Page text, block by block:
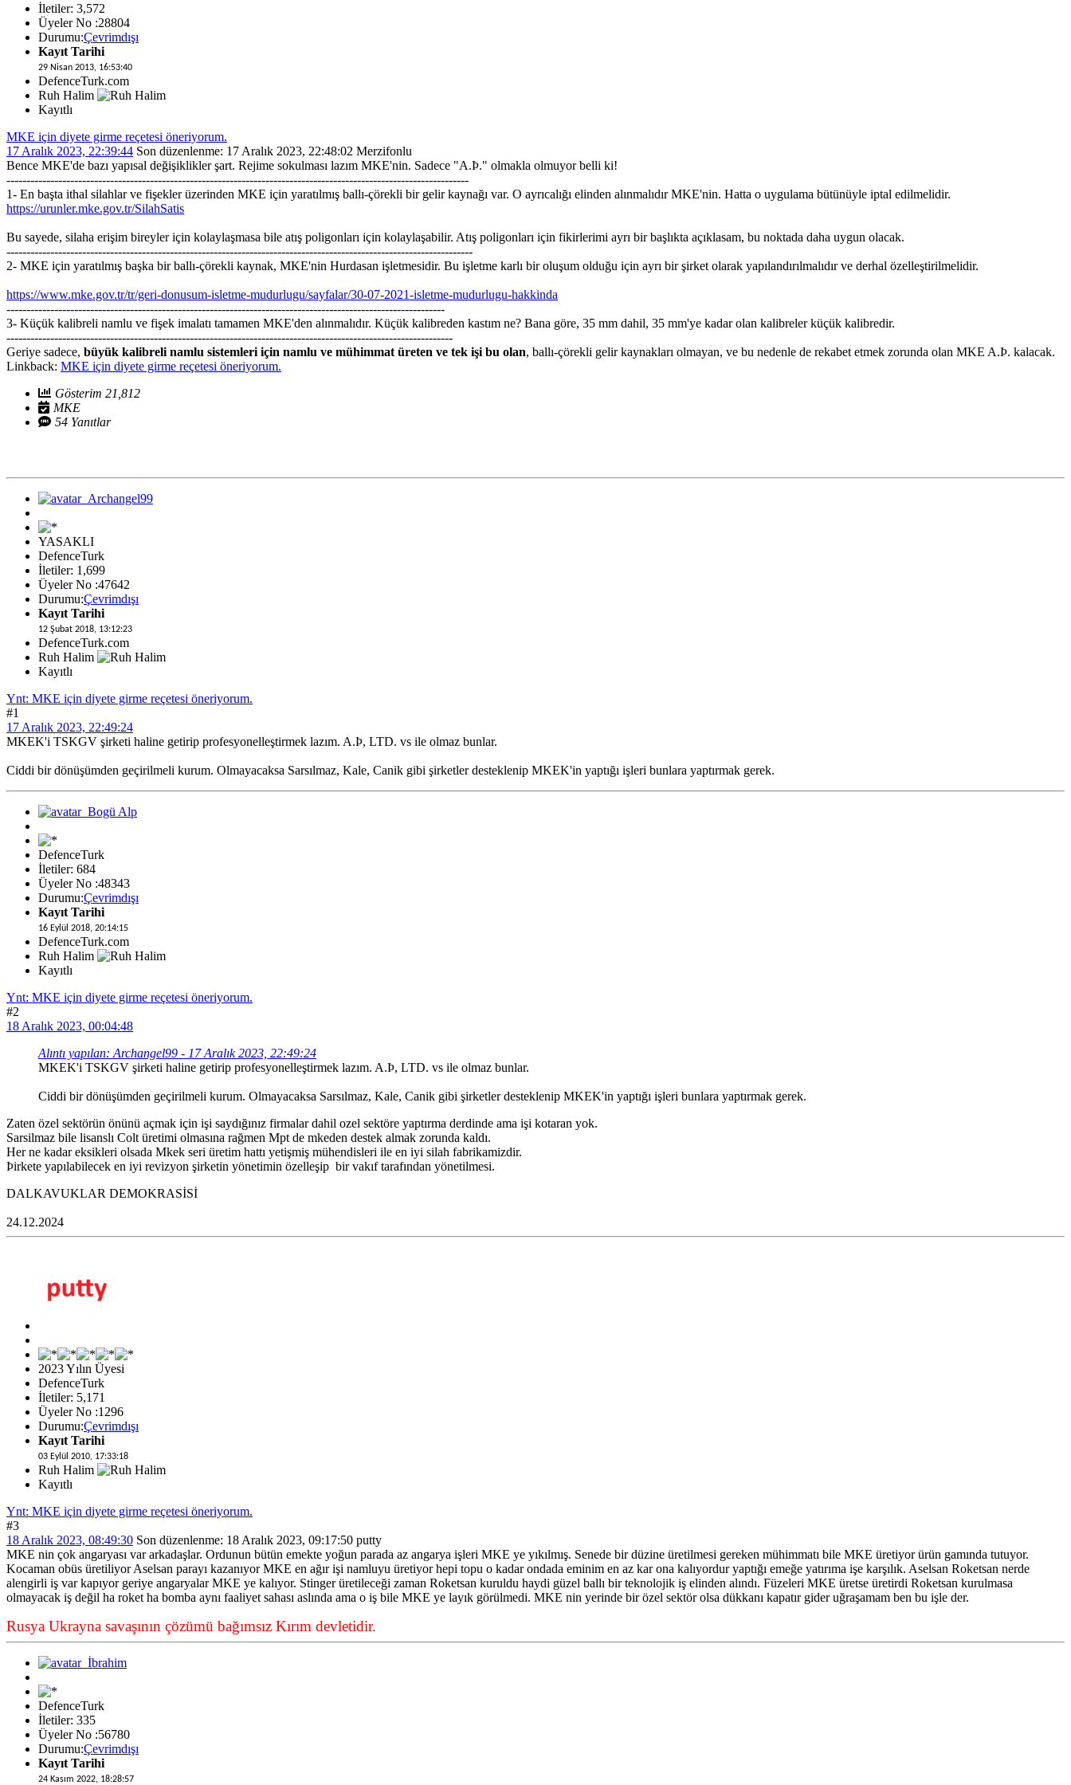
İletiler: 3,572
Üyeler No :28804
Durumu:Çevrimdışı
Kayıt Tarihi
29 Nisan 2013, 16:53:40
DefenceTurk.com
Ruh Halim
Kayıtlı
MKE için diyete girme reçetesi öneriyorum.
17 Aralık 2023, 22:39:44 Son düzenlenme: 17 Aralık 2023, 22:48:02 Merzifonlu
Bence MKE'de bazı yapısal değişiklikler şart. Rejime sokulması lazım MKE'nin. Sadece "A.Þ." olmakla olmuyor belli ki!
--------------------------------------------------------------------------------------------------------------------
1- En başta ithal silahlar ve fişekler üzerinden MKE için yaratılmış ballı-çörekli bir gelir kaynağı var. O ayrıcalığı elinden alınmalıdır MKE'nin. Hatta o uygulama bütünüyle iptal edilmelidir.
https://urunler.mke.gov.tr/SilahSatis
Bu sayede, silaha erişim bireyler için kolaylaşmasa bile atış poligonları için kolaylaşabilir. Atış poligonları için fikirlerimi ayrı bir başlıkta açıklasam, bu noktada daha uygun olacak.
---------------------------------------------------------------------------------------------------------------------
2- MKE için yaratılmış başka bir ballı-çörekli kaynak, MKE'nin Hurdasan işletmesidir. Bu işletme karlı bir oluşum olduğu için ayrı bir şirket olarak yapılandırılmalıdır ve derhal özelleştirilmelidir.
https://www.mke.gov.tr/tr/geri-donusum-isletme-mudurlugu/sayfalar/30-07-2021-isletme-mudurlugu-hakkinda
--------------------------------------------------------------------------------------------------------------
3- Küçük kalibreli namlu ve fişek imalatı tamamen MKE'den alınmalıdır. Küçük kalibreden kastım ne? Bana göre, 35 mm dahil, 35 mm'ye kadar olan kalibreler küçük kalibredir.
----------------------------------------------------------------------------------------------------------------
Geriye sadece, büyük kalibreli namlu sistemleri için namlu ve mühimmat üreten ve tek işi bu olan, ballı-çörekli gelir kaynakları olmayan, ve bu nedenle de rekabet etmek zorunda olan MKE A.Þ. kalacak.
Linkback: MKE için diyete girme reçetesi öneriyorum.
Gösterim 21,812
MKE
54 Yanıtlar
YASAKLI
DefenceTurk
İletiler: 1,699
Üyeler No :47642
Durumu:Çevrimdışı
Kayıt Tarihi
12 Şubat 2018, 13:12:23
DefenceTurk.com
Ruh Halim
Kayıtlı
Ynt: MKE için diyete girme reçetesi öneriyorum.
#1
17 Aralık 2023, 22:49:24
MKEK'i TSKGV şirketi haline getirip profesyonelleştirmek lazım. A.Þ, LTD. vs ile olmaz bunlar.
Ciddi bir dönüşümden geçirilmeli kurum. Olmayacaksa Sarsılmaz, Kale, Canik gibi şirketler desteklenip MKEK'in yaptığı işleri bunlara yaptırmak gerek.
DefenceTurk
İletiler: 684
Üyeler No :48343
Durumu:Çevrimdışı
Kayıt Tarihi
16 Eylül 2018, 20:14:15
DefenceTurk.com
Ruh Halim
Kayıtlı
Ynt: MKE için diyete girme reçetesi öneriyorum.
#2
18 Aralık 2023, 00:04:48
Alıntı yapılan: Archangel99 - 17 Aralık 2023, 22:49:24
MKEK'i TSKGV şirketi haline getirip profesyonelleştirmek lazım. A.Þ, LTD. vs ile olmaz bunlar.
Ciddi bir dönüşümden geçirilmeli kurum. Olmayacaksa Sarsılmaz, Kale, Canik gibi şirketler desteklenip MKEK'in yaptığı işleri bunlara yaptırmak gerek.
Zaten özel sektörün önünü açmak için işi saydığınız firmalar dahil ozel sektöre yaptırma derdinde ama işi kotaran yok.
Sarsilmaz bile lisanslı Colt üretimi olmasına rağmen Mpt de mkeden destek almak zorunda kaldı.
Her ne kadar eksikleri olsada Mkek seri üretim hattı yetişmiş mühendisleri ile en iyi silah fabrikamizdir.
Þirkete yapılabilecek en iyi revizyon şirketin yönetimin özelleşip bir vakıf tarafından yönetilmesi.
DALKAVUKLAR DEMOKRASİSİ
24.12.2024
2023 Yılın Üyesi
DefenceTurk
İletiler: 5,171
Üyeler No :1296
Durumu:Çevrimdışı
Kayıt Tarihi
03 Eylül 2010, 17:33:18
Ruh Halim
Kayıtlı
Ynt: MKE için diyete girme reçetesi öneriyorum.
#3
18 Aralık 2023, 08:49:30 Son düzenlenme: 18 Aralık 2023, 09:17:50 putty
MKE nin çok angaryası var arkadaşlar. Ordunun bütün emekte yoğun parada az angarya işleri MKE ye yıkılmış. Senede bir düzine üretilmesi gereken mühimmatı bile MKE üretiyor ürün gamında tutuyor.
Kocaman obüs üretiliyor Aselsan parayı kazanıyor MKE en ağır işi namluyu üretiyor hepi topu o kadar ondada eminim en az kar ona kalıyordur yaptığı emeğe yatırıma işe karşılık. Aselsan Roketsan nerde
alengirli iş var kapıyor geriye angaryalar MKE ye kalıyor. Stinger üretileceği zaman Roketsan kuruldu haydi güzel ballı bir teknolojik iş elinden alındı. Füzeleri MKE üretse üretirdi Roketsan kurulmasa
olmayacak iş değil ha roket ha bomba aynı faaliyet sahası aslında ama o iş bile MKE ye layık görülmedi. MKE nin yerinde bir özel sektör olsa dükkanı kapatır gider uğraşamam ben bu işle der.
Rusya Ukrayna savaşının çözümü bağımsız Kırım devletidir.
DefenceTurk
İletiler: 335
Üyeler No :56780
Durumu:Çevrimdışı
Kayıt Tarihi
24 Kasım 2022, 18:28:57